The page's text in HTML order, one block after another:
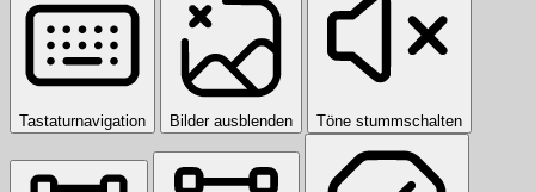
Tastaturnavigation Bilder ausblenden Töne stummschalten